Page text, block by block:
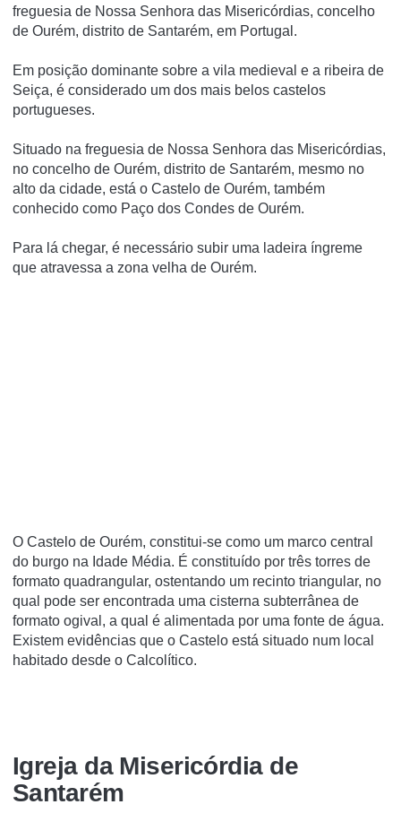
freguesia de Nossa Senhora das Misericórdias, concelho
de Ourém, distrito de Santarém, em Portugal.
Em posição dominante sobre a vila medieval e a ribeira de
Seiça, é considerado um dos mais belos castelos
portugueses.
Situado na freguesia de Nossa Senhora das Misericórdias,
no concelho de Ourém, distrito de Santarém, mesmo no
alto da cidade, está o Castelo de Ourém, também
conhecido como Paço dos Condes de Ourém.
Para lá chegar, é necessário subir uma ladeira íngreme
que atravessa a zona velha de Ourém.
O Castelo de Ourém, constitui-se como um marco central
do burgo na Idade Média. É constituído por três torres de
formato quadrangular, ostentando um recinto triangular, no
qual pode ser encontrada uma cisterna subterrânea de
formato ogival, a qual é alimentada por uma fonte de água.
Existem evidências que o Castelo está situado num local
habitado desde o Calcolítico.
Igreja da Misericórdia de
Santarém